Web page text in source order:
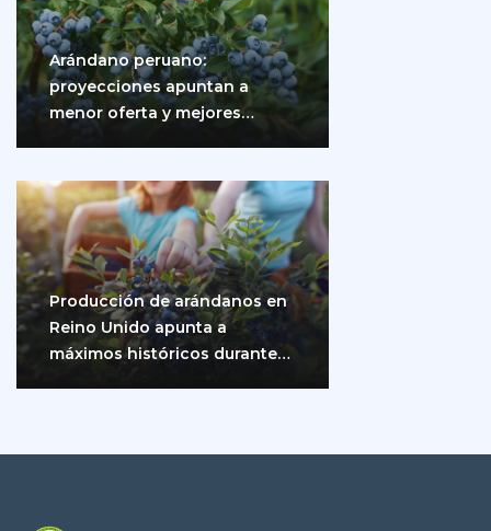
Arándano peruano:
proyecciones apuntan a
menor oferta y mejores
Producción de arándanos en
Reino Unido apunta a
máximos históricos durante